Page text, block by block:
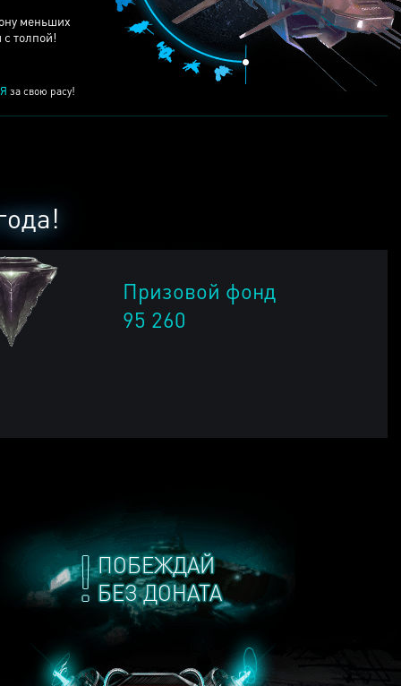
меньших
толпой!
за свою расу!
ПОБЕЖДАЙ
БЕЗ ДОНАТА
Призовой фонд
95 260